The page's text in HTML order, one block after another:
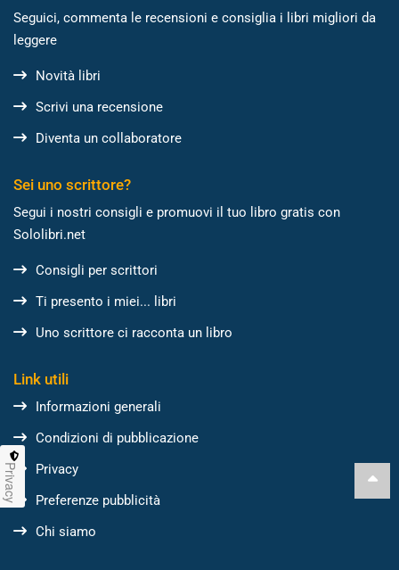
Seguici, commenta le recensioni e consiglia i libri migliori da
leggere
Novità libri
Scrivi una recensione
Diventa un collaboratore
Sei uno scrittore?
Segui i nostri consigli e promuovi il tuo libro gratis con
Sololibri.net
Consigli per scrittori
Ti presento i miei... libri
Uno scrittore ci racconta un libro
Link utili
Informazioni generali
Condizioni di pubblicazione
Privacy
Preferenze pubblicità
Chi siamo
Privacy